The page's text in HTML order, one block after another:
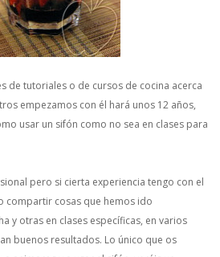
de tutoriales o de cursos de cocina acerca
empezamos con él hará unos 12 años,
usar un sifón como no sea en clases para
pero si cierta experiencia tengo con el
compartir cosas que hemos ido
y otras en clases específicas, en varios
buenos resultados. Lo único que os